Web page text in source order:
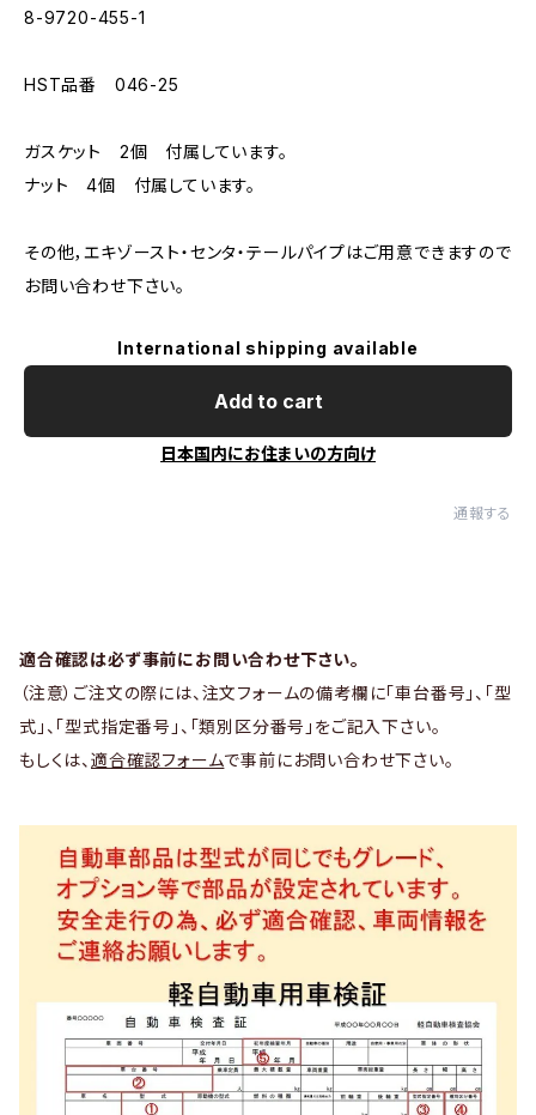
8-9720-455-1
HST品番 046-25
ガスケット 2個 付属しています。
ナット 4個 付属しています。
その他，エキゾースト・センタ・テールパイプはご用意できますので
お問い合わせ下さい。
International shipping available
Add to cart
日本国内にお住まいの方向け
通報する
適合確認は必ず事前にお問い合わせ下さい。
（注意）ご注文の際には、注文フォームの備考欄に「車台番号」、「型
式」、「型式指定番号」、「類別区分番号」をご記入下さい。
もしくは、 適合確認フォームで事前にお問い合わせ下さい。